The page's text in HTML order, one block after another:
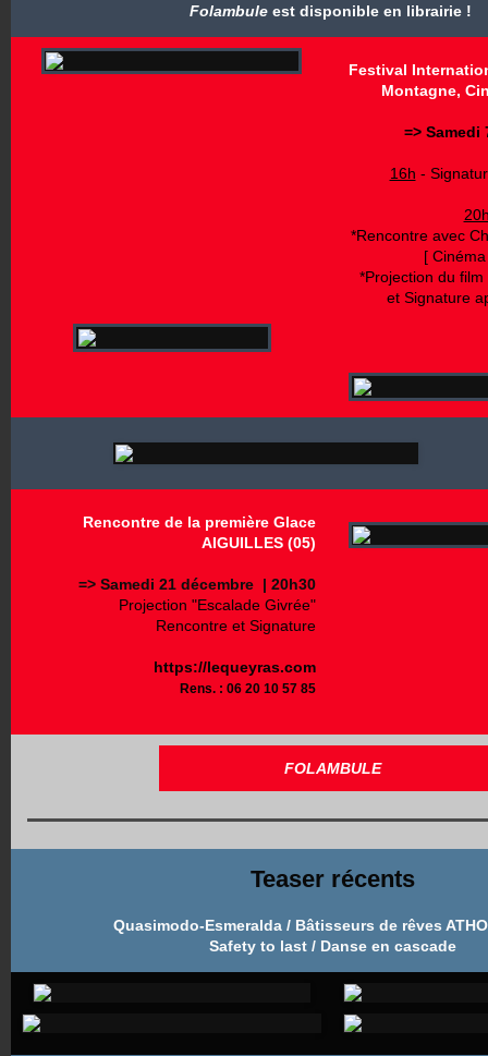
Folambuleest disponible en librairie !
­ ­
Festival
Montagne,
=> Samedi
16h -
*Rencontre avec
[
*Projection du
et Signature
­ ­
­
­
Rencontre de la première Glace
AIGUILLES (05)
=> Samedi 21 décembre | 20h30
Projection "Escalade Givrée"
Rencontre et Signature
https://lequeyras.com
Rens. : 06 20 10 57 85
­
FOLAMBULE
Teaser récents
Quasimodo-Esmeralda / Bâtisseurs de rêves
Safety to last / Danse en cascade